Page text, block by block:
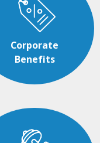
Corporate
Benefits